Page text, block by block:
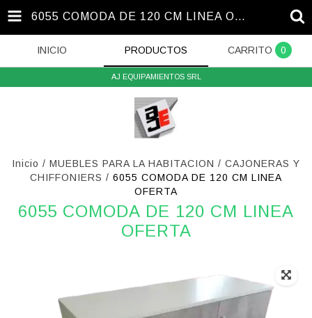
6055 COMODA DE 120 CM LINEA OFERTA
INICIO PRODUCTOS CARRITO 0
AJ EQUIPAMIENTOS SRL
Inicio / MUEBLES PARA LA HABITACION / CAJONERAS Y
CHIFFONIERS / 6055 COMODA DE 120 CM LINEA
OFERTA
6055 COMODA DE 120 CM LINEA
OFERTA